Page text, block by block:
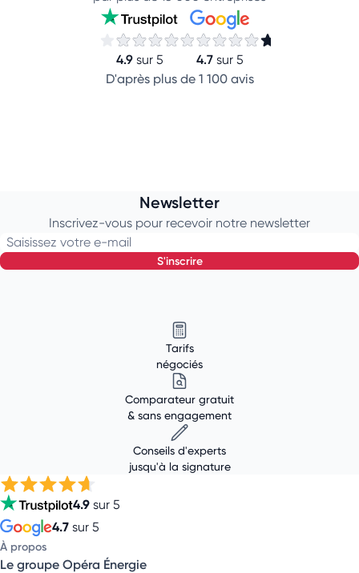
4.9sur 5 4.7sur 5
D'après plus de 1 100 avis
Newsletter
Inscrivez-vous pour recevoir notre newsletter
Saisissez votre e-mail
s'inscrire
Tarifs
négociés
Comparateur gratuit
& sans engagement
Conseils d'experts
jusqu'à la signature
4.9 sur 5
4.7 sur 5
À propos
Le groupe Opéra Énergie